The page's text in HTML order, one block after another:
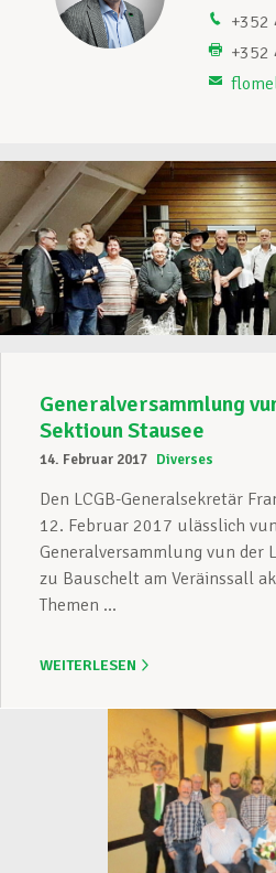
Unterstützung im
Mitglied werden
Aktuell
+352
+352
Generalversammlung
Sektioun Stausee
14. Februar 2017 Diverses
Den LCGB-Generalsekretär
12. Februar 2017 ulässlich
Generalversammlung vun der
zu Bauschelt am Veräinssall
Themen ...
WEITERLESEN